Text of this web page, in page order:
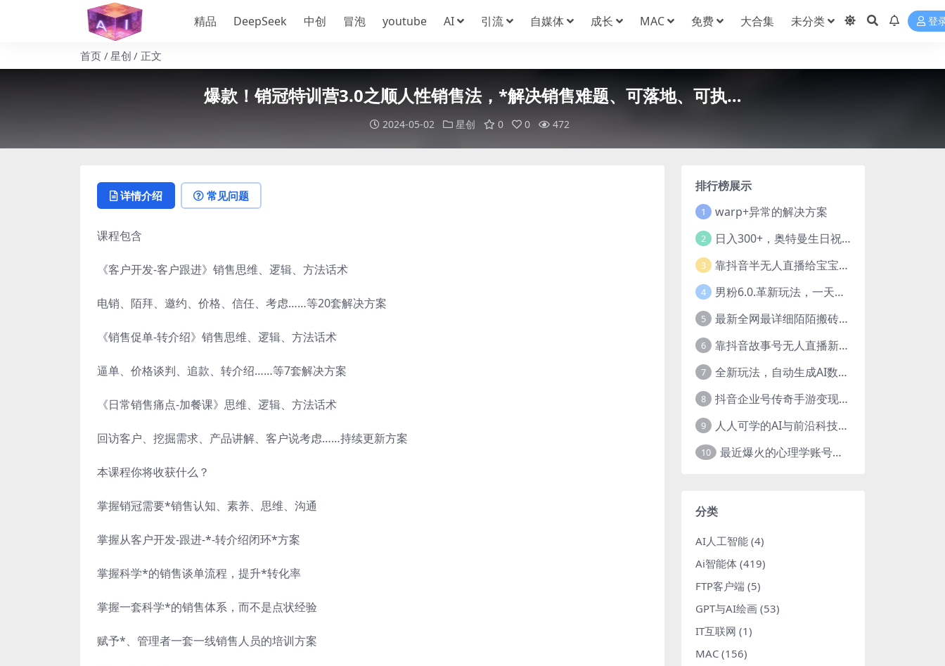
精品 DeepSeek 中创 冒泡 youtube AI 引流 自媒体 成长 MAC 免费 大合集 未分类 登
首页 星创 正文
爆款！销冠特训营3.0之顺人性销售法，*解决销售难题、可落地、可执…
2024-05-02 星创 0 0 472
详情介绍 常见问题
课程包含
《客户开发-客户跟进》销售思维、逻辑、方法话术
电销、陌拜、邀约、价格、信任、考虑……等20套解决方案
《销售促单-转介绍》销售思维、逻辑、方法话术
逼单、价格谈判、追款、转介绍……等7套解决方案
《日常销售痛点-加餐课》思维、逻辑、方法话术
回访客户、挖掘需求、产品讲解、客户说考虑……持续更新方案
本课程你将收获什么？
掌握销冠需要*销售认知、素养、思维、沟通
掌握从客户开发-跟进-*-转介绍闭环*方案
掌握科学*的销售谈单流程，提升*转化率
掌握一套科学*的销售体系，而不是点状经验
赋予*、管理者一套一线销售人员的培训方案
排行榜展示
1 warp+异常的解决方案
2 日入300+，奥特曼生日祝福定制视频，小白练手项目-暖阳网
3 靠抖音半无人直播给宝宝起名，公域＋私域双重变现模式
4 男粉6.0.革新玩法，一天收入1500+，用美女引爆得物APP【揭秘】-暖阳网
5 最新全网最详细陌陌搬砖，0成本，日收益300+稳定收入【揭秘】
6 靠抖音故事号无人直播新玩法，日入3000+
7 全新玩法，自动生成AI数字人口播视频，单日最高3000+，能快速上手!-暖阳网
8 抖音企业号传奇手游变现，日入4500+，小白易上手
9 人人可学的AI与前沿科技普及课，零基础，不限背景通俗易懂，深入浅出-暖阳网
10 最近爆火的心理学账号拆解，每天一条视频，半个小时解决，轻松日入三百+-暖阳网
分类
AI人工智能 (4)
Ai智能体 (419)
FTP客户端 (5)
GPT与AI绘画 (53)
IT互联网 (1)
MAC (156)